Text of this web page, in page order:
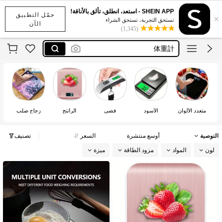
حمّل التطبيق
الآن
×
SHEIN APP - استعد، انطلق، تألق بالأناقة!
تستحق التجربة، تستحق الشراء
(1,345)
計量器
pet weighing scale
体重計
weight machine
計量器
pet weighing scale
متعدد الألوان الأسود فضي الراتنج زجاج صلب
التوصية أوسع منتشرة السعر تصنيف
لون المواد مزود الطاقة ميزة